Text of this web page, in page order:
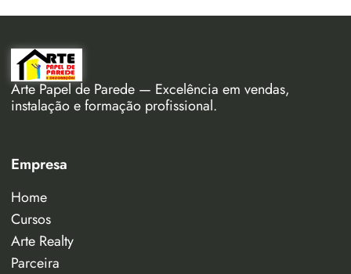
Arte Papel de Parede — Excelência em vendas,
instalação e formação profissional.
Empresa
Home
Cursos
Arte Realty
Parceira